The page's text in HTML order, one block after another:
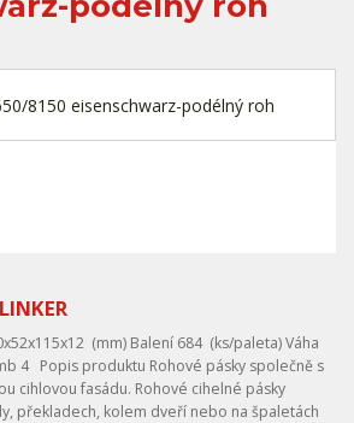
(mm) Balení 684 (ks/paleta) Váha
4 Popis produktu Rohové pásky společně s
cihlovou fasádu. Rohové cihelné pásky
překladech, kolem dveří nebo na špaletách